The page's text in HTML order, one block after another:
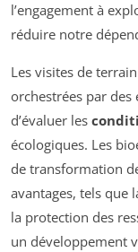
l’engagement à
réduire notre
Les visites de
orchestrées par des
d’évaluer les
écologiques. Les
de transformation
avantages, tels que
la protection des
un développement